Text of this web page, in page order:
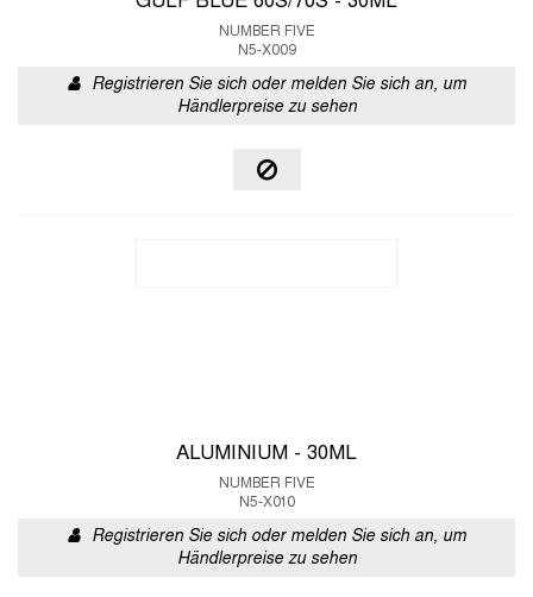
NUMBER FIVE
N5-X009
Registrieren Sie sich oder melden Sie sich an, um
Händlerpreise zu sehen
ALUMINIUM - 30ML
NUMBER FIVE
N5-X010
Registrieren Sie sich oder melden Sie sich an, um
Händlerpreise zu sehen